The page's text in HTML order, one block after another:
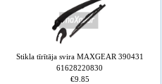
Stikla tīrītāja svira MAXGEAR 390431
61628220830
€9.85